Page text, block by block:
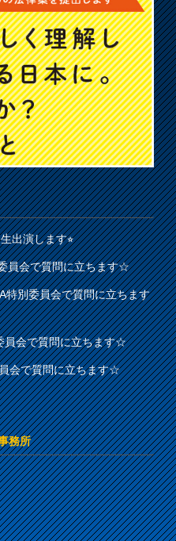
出演します⭐︎
員会で質問に立ちます☆
別委員会で質問に立ちます
員会で質問に立ちます☆
会で質問に立ちます☆
務所